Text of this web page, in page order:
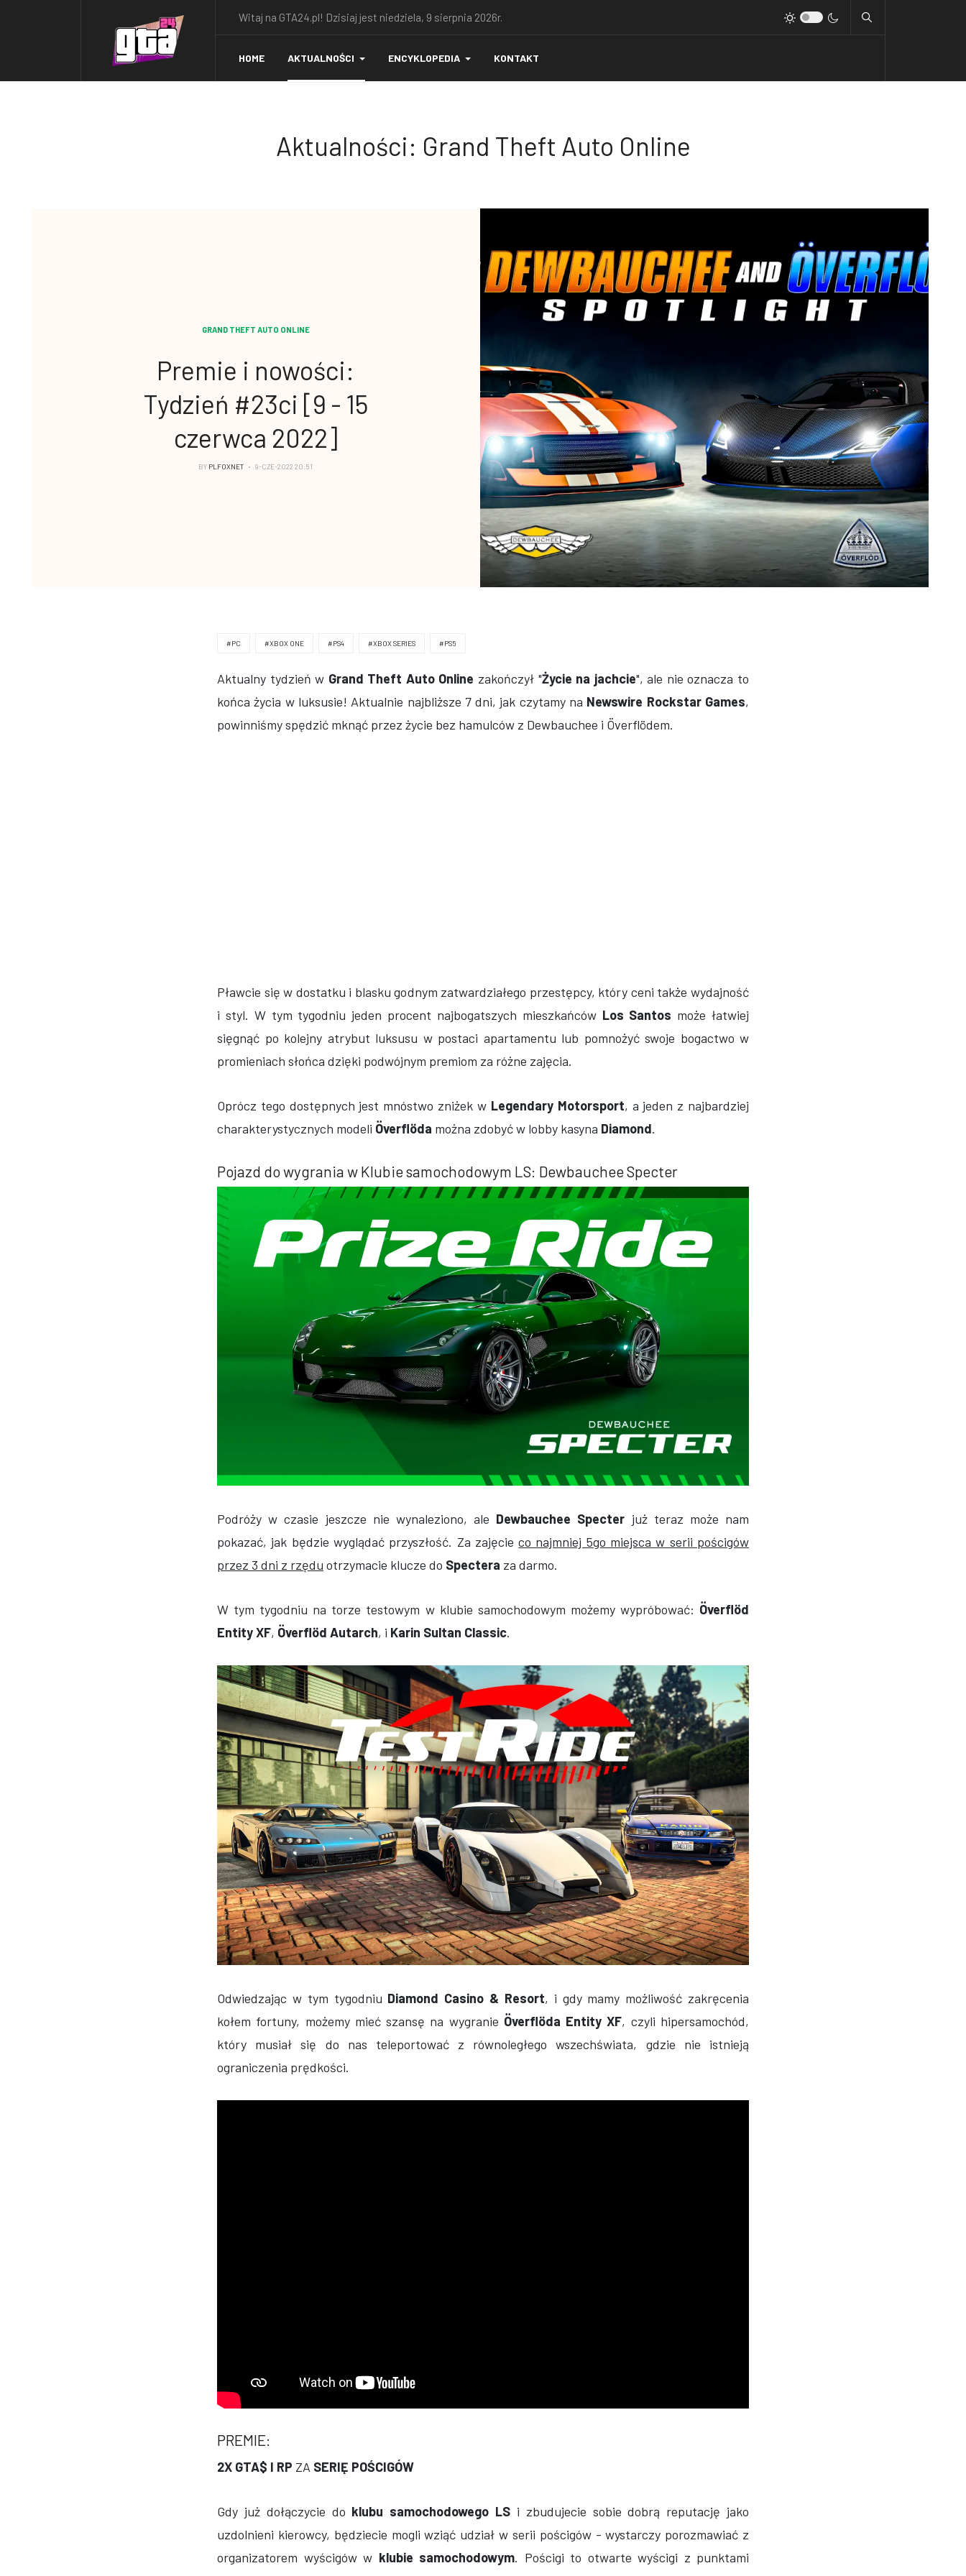
Witaj na GTA24.pl! Dzisiaj jest niedziela, 9 sierpnia 2026r.
HOME AKTUALNOŚCI ENCYKLOPEDIA KONTAKT
Aktualności: Grand Theft Auto Online
GRAND THEFT AUTO ONLINE
Premie i nowości:
Tydzień #23ci [9 - 15
czerwca 2022]
BY PLFOXNET 9-CZE-2022 20:51
#PC #XBOX ONE #PS4 #XBOX SERIES #PS5
Aktualny tydzień w Grand Theft Auto Online zakończył "Życie na jachcie", ale nie oznacza to
końca życia w luksusie! Aktualnie najbliższe 7 dni, jak czytamy na Newswire Rockstar Games,
powinniśmy spędzić mknąć przez życie bez hamulców z Dewbauchee i Överflödem.
Pławcie się w dostatku i blasku godnym zatwardziałego przestępcy, który ceni także wydajność
i styl. W tym tygodniu jeden procent najbogatszych mieszkańców Los Santos może łatwiej
sięgnąć po kolejny atrybut luksusu w postaci apartamentu lub pomnożyć swoje bogactwo w
promieniach słońca dzięki podwójnym premiom za różne zajęcia.
Oprócz tego dostępnych jest mnóstwo zniżek w Legendary Motorsport, a jeden z najbardziej
charakterystycznych modeli Överflöda można zdobyć w lobby kasyna Diamond.
Pojazd do wygrania w Klubie samochodowym LS: Dewbauchee Specter
Podróży w czasie jeszcze nie wynaleziono, ale Dewbauchee Specter już teraz może nam
pokazać, jak będzie wyglądać przyszłość. Za zajęcieco najmniej 5go miejsca w serii pościgów
przez 3 dni z rzędu otrzymacie klucze do Spectera za darmo.
W tym tygodniu na torze testowym w klubie samochodowym możemy wypróbować: Överflöd
Entity XF, Överflöd Autarch, i Karin Sultan Classic.
Odwiedzając w tym tygodniu Diamond Casino & Resort, i gdy mamy możliwość zakręcenia
kołem fortuny, możemy mieć szansę na wygranie Överflöda Entity XF, czyli hipersamochód,
który musiał się do nas teleportować z równoległego wszechświata, gdzie nie istnieją
ograniczenia prędkości.
PREMIE:
2X GTA$ I RP ZA SERIĘ POŚCIGÓW
Gdy już dołączycie do klubu samochodowego LS i zbudujecie sobie dobrą reputację jako
uzdolnieni kierowcy, będziecie mogli wziąć udział w serii pościgów - wystarczy porozmawiać z
organizatorem wyścigów w klubie samochodowym. Pościgi to otwarte wyścigi z punktami